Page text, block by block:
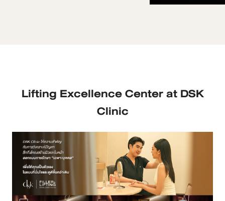
Lifting Excellence Center at DSK
Clinic